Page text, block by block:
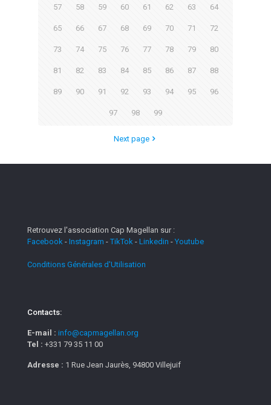
57 58 59 60 61 62 63 64
65 66 67 68 69 70 71 72
73 74 75 76 77 78 79 80
81 82 83 84 85 86 87 88
89 90 91 92 93 94 95 96
97 98 99
Next page
Retrouvez l'association Cap Magellan sur :
Facebook - Instagram -TikTok - Linkedin - Youtube
Conditions Générales d'Utilisation
Contacts:
E-mail : info@capmagellan.org
Tel : +331 79 35 11 00
Adresse : 1 Rue Jean Jaurès, 94800 Villejuif